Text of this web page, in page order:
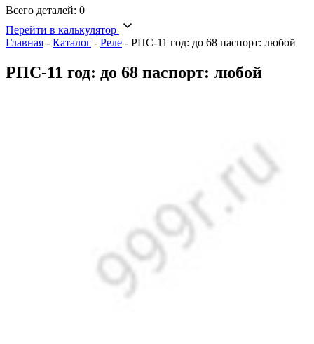
Всего деталей: 0
Перейти в калькулятор
Главная - Каталог - Реле - РПС-11 год: до 68 паспорт: любой
РПС-11 год: до 68 паспорт: любой